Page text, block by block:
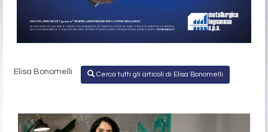
Elisa Bonomelli Cerca tutti gli articoli di Elisa Bonomelli